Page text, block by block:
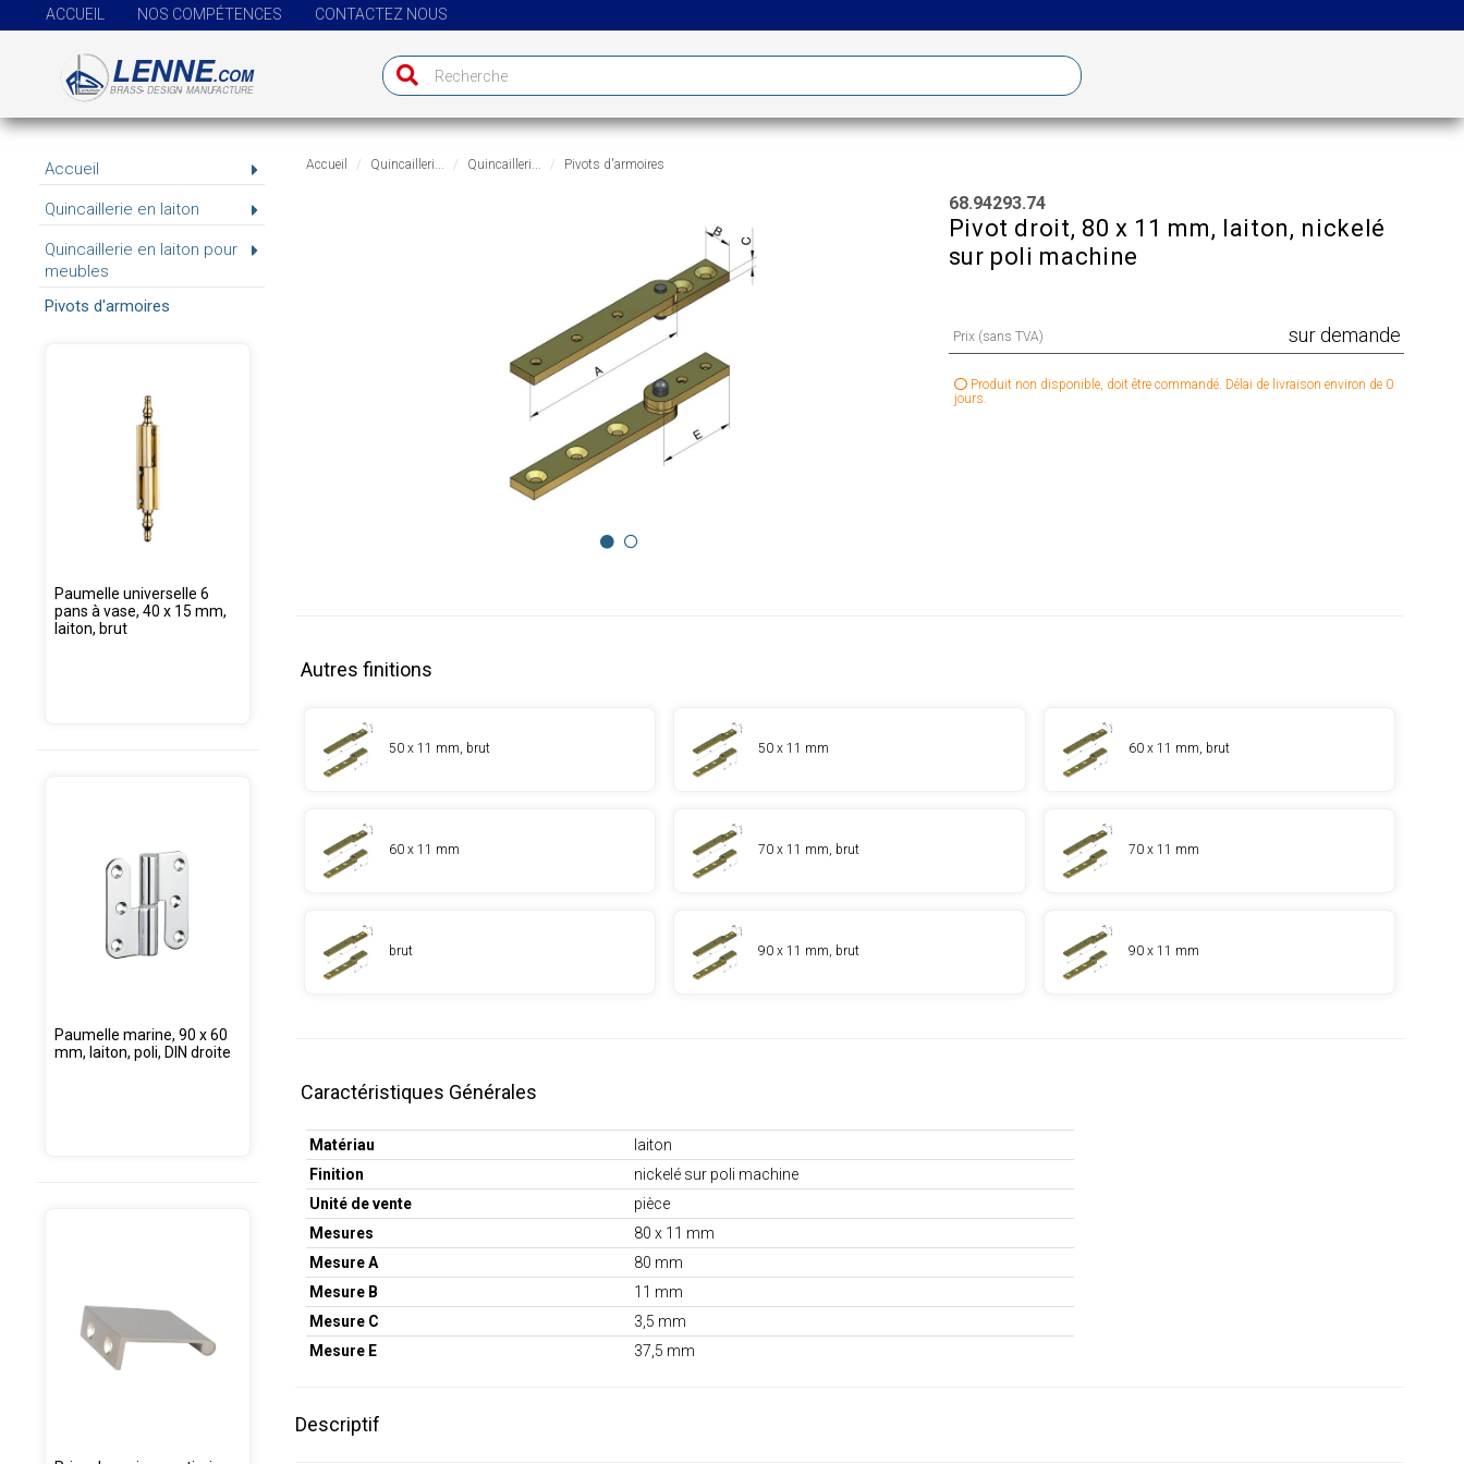
ACCUEIL NOS COMPÉTENCES CONTACTEZ NOUS
Accueil
Quincaillerie en laiton
Quincaillerie en laiton pour
meubles
Pivots d'armoires
Paumelle universelle 6
pans à vase, 40 x 15 mm,
laiton, brut
Paumelle marine, 90 x 60
mm, laiton, poli, DIN droite
Accueil Quincailleri... Quincailleri... Pivots d'armoires
68.94293.74
Pivot droit, 80 x 11 mm, laiton, nickelé
sur poli machine
Prix (sans TVA) sur demande
Produit non disponible, doit être commandé. Délai de livraison environ de 0
jours.
Autres finitions
50 x 11 mm, brut 50 x 11 mm 60 x 11 mm, brut
60 x 11 mm 70 x 11 mm, brut 70 x 11 mm
brut 90 x 11 mm, brut 90 x 11 mm
Caractéristiques Générales
Matériau
laiton
Finition
nickelé sur poli machine
Unité de vente
pièce
Mesures
80 x 11 mm
Mesure A
80 mm
Mesure B
11 mm
Mesure C
3,5 mm
Mesure E
37,5 mm
Descriptif